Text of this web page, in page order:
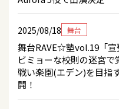
2025/08/18 舞台
舞台RAVE☆塾vol.19「
ビミョーな校則の迷宮
戦い楽園(エデン)を目指
開！